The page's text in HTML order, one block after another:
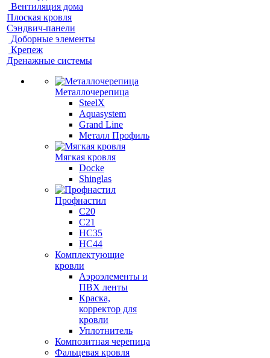
Вентиляция дома
Плоская кровля
Сэндвич-панели
Доборные элементы
Крепеж
Дренажные системы
Металлочерепица
SteelX
Aquasystem
Grand Line
Металл Профиль
Мягкая кровля
Docke
Shinglas
Профнастил
C20
C21
НС35
НС44
Комплектующие
кровли
Аэроэлементы и
ПВХ ленты
Краска,
корректор для
кровли
Уплотнитель
Композитная черепица
Фальцевая кровля